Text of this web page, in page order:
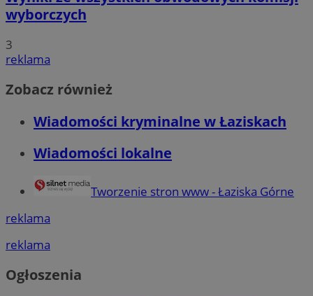
wyborczych
3
reklama
Zobacz również
Wiadomości kryminalne w Łaziskach
Wiadomości lokalne
Tworzenie stron www - Łaziska Górne
reklama
reklama
Ogłoszenia